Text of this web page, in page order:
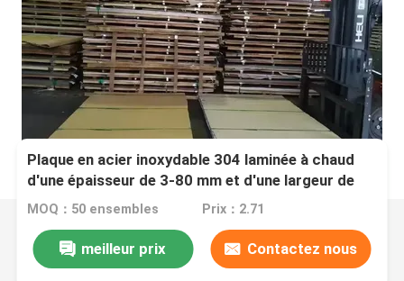
Plaque en acier inoxydable 304 laminée à chaud
d'une épaisseur de 3-80 mm et d'une largeur de
1500 mm et d'une surface polie de 2000 mm
MOQ：50 ensembles Prix：2.71
meilleur prix Contactez nous